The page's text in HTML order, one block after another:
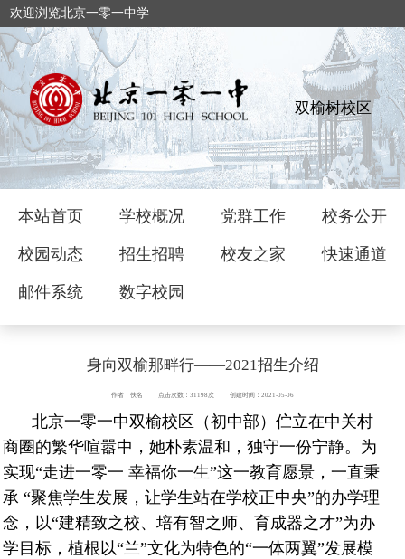
欢迎浏览北京一零一中学
——双榆树校区
本站首页 学校概况 党群工作 校务公开
校园动态 招生招聘 校友之家 快速通道
邮件系统 数字校园
身向双榆那畔行——2021招生介绍
作者：佚名 点击次数：31198次 创建时间：2021-05-06
北京一零一中双榆校区（初中部）伫立在中关村
商圈的繁华喧嚣中，她朴素温和，独守一份宁静。为
实现“走进一零一 幸福你一生”这一教育愿景，一直秉
承 “聚焦学生发展，让学生站在学校正中央”的办学理
念，以“建精致之校、培有智之师、育成器之才”为办
学目标，植根以“兰”文化为特色的“一体两翼”发展模